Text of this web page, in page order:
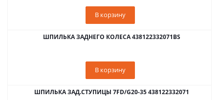
В корзину
ШПИЛЬКА ЗАДНЕГО КОЛЕСА 438122332071BS
В корзину
ШПИЛЬКА ЗАД.СТУПИЦЫ 7FD/G20-35 438122332071